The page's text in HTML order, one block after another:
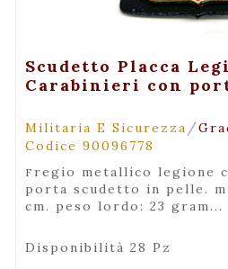
+
Scudetto Placca
Carabinieri con
Militaria E Sicurezza /
Codice 90096778
fregio metallico legione carabinieri, con
porta scudetto in pelle.
cm. peso lordo: 23 gram...
Disponibilità 28 Pz